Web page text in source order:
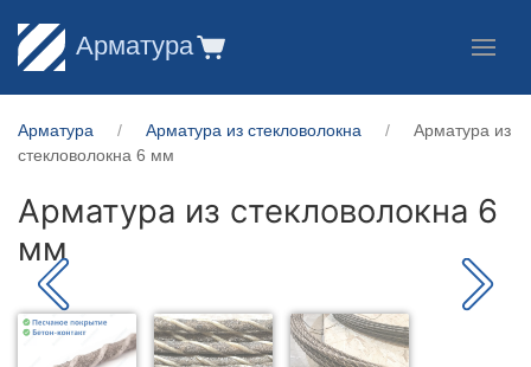
Арматура
Арматура Арматура из стекловолокна
Арматура из
стекловолокна 6 мм
Арматура из стекловолокна 6
мм